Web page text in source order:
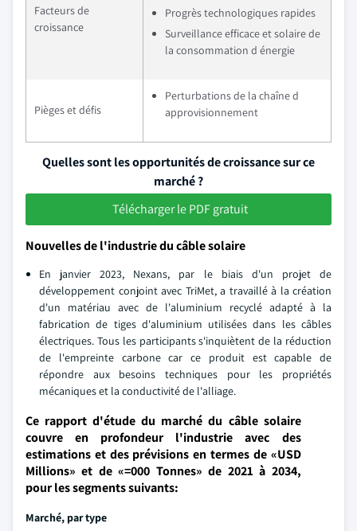
Facteurs de
croissance
Progrès technologiques rapides
Surveillance efficace et solaire de
la consommation d énergie
Pièges et défis
Perturbations de la chaîne d
approvisionnement
Quelles sont les opportunités de croissance sur ce
marché ?
Télécharger le PDF gratuit
Nouvelles de l'industrie du câble solaire
En janvier 2023, Nexans, par le biais d'un projet de
développement conjoint avec TriMet, a travaillé à la création
d'un matériau avec de l'aluminium recyclé adapté à la
fabrication de tiges d'aluminium utilisées dans les câbles
électriques. Tous les participants s'inquiètent de la réduction
de l'empreinte carbone car ce produit est capable de
répondre aux besoins techniques pour les propriétés
mécaniques et la conductivité de l'alliage.
Ce rapport d'étude du marché du câble solaire
couvre en profondeur l'industrie avec des
estimations et des prévisions en termes de «USD
Millions» et de «=000 Tonnes» de 2021 à 2034,
pour les segments suivants:
Marché, par type